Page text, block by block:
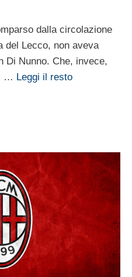
dalla circolazione
del Lecco, non aveva
Di Nunno. Che, invece,
… Leggi il resto